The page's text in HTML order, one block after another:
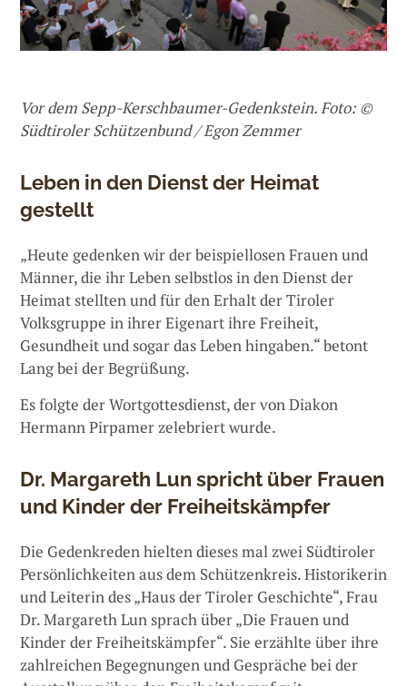
Vor dem Sepp-Kerschbaumer-Gedenkstein. Foto: ©
Südtiroler Schützenbund / Egon Zemmer
Leben in den Dienst der Heimat
gestellt
„Heute gedenken wir der beispiellosen Frauen und
Männer, die ihr Leben selbstlos in den Dienst der
Heimat stellten und für den Erhalt der Tiroler
Volksgruppe in ihrer Eigenart ihre Freiheit,
Gesundheit und sogar das Leben hingaben.“ betont
Lang bei der Begrüßung.
Es folgte der Wortgottesdienst, der von Diakon
Hermann Pirpamer zelebriert wurde.
Dr. Margareth Lun spricht über Frauen
und Kinder der Freiheitskämpfer
Die Gedenkreden hielten dieses mal zwei Südtiroler
Persönlichkeiten aus dem Schützenkreis. Historikerin
und Leiterin des „Haus der Tiroler Geschichte“, Frau
Dr. Margareth Lun sprach über „Die Frauen und
Kinder der Freiheitskämpfer“. Sie erzählte über ihre
zahlreichen Begegnungen und Gespräche bei der